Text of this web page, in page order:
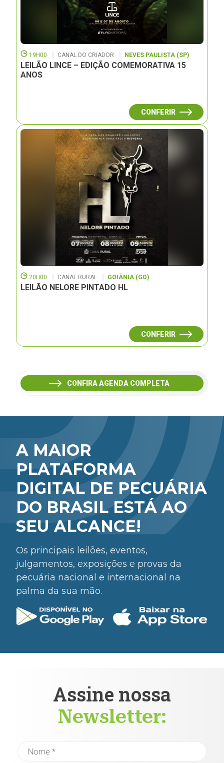
19H00 CANAL DO CRIADOR NEVES PAULISTA (SP)
LEILÃO LINCE – EDIÇÃO COMEMORATIVA 15
ANOS
CONFERIR
20H00 CANAL RURAL GOIÂNIA (GO)
LEILÃO NELORE PINTADO HL
CONFERIR
CONFIRA AGENDA COMPLETA
A MAIOR
PLATAFORMA
DIGITAL DE PECUÁRIA
DO BRASIL ESTÁ AO
SEU ALCANCE!
Os principais leilões, eventos,
julgamentos, exposições e provas da
pecuária nacional e internacional na
palma da sua mão.
Assine nossa
Newsletter: